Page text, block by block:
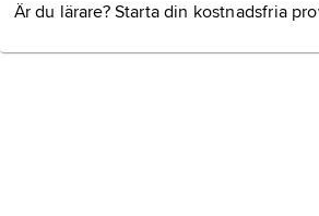
Är du lärare? Starta din kostnadsfria